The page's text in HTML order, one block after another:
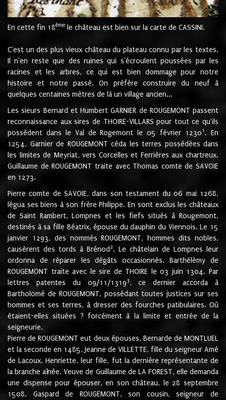
En cette fin 18ème le château est bien sur la carte de CASSINI.
C'est un des plus vieux château du plateau connu par les textes.
Il n'en reste que des ruines qui s'écroulent poussées par les
racines et les arbres, ce qui est bien dommage pour notre
histoire et notre passé. On préfère construire du neuf à
quelques centaines mètres de là un village ancien...
Les sieurs Bernard et Humbert GARNIER de ROUGEMONT passent
reconnaissance aux sires de THOIRE-VILLARS pour tout ce qu'ils
possèdent dans le Val de Rogemont le 05 février 12301 . En
1254, Garnier de ROUGEMONT céda les terres possédées dans
les limites de Meyriat, vers Corcelles et Ferrières aux chartreux.
Guillaume de ROUGEMONT traite avec Thomas comte de SAVOIE
en 1273.
Pierre comte de SAVOIE, dans son testament du 06 mai 1268,
légua ses biens à son frère Philippe. En sont exclus les châteaux
de Saint Rambert, Lompnes et les fiefs situés à Rougemont,
destinés à sa fille Béatrix, épouse du dauphin du Viennois. Le 15
janvier 1293, des nommés ROUGEMONT, hommes dits nobles,
causèrent des tords à Brénod 2. Le châtelain de Lompnes leur
ordonna de réparer les dégâts occasionnés. Barthélémy de
ROUGEMONT traite avec le sire de THOIRE le 03 juin 1304. Par
lettres patentes du 09/11/13193, ce dernier accorda à
Bartholomé de ROUGEMONT, possédant toutes justices sur ses
hommes et ses terres, à dresser des fourches patibulaires. Où
étaient-elles situées ? forcément à la limite et entrée de la
seigneurie.
Pierre de ROUGEMONT eut deux épouses, Bernarde de MONTLUEL
et la seconde en 1485, Jeanne de VILLETTE, fille du seigneur Amé
de Lacoux. Henriette, leur fille, fut la dernière représentante de
la branche aînée. Veuve de Guillaume de LA FOREST, elle demanda
une dispense pour épouser, en son château, le 28 septembre
1508, Gaspard de ROUGEMONT, son cousin, seigneur de